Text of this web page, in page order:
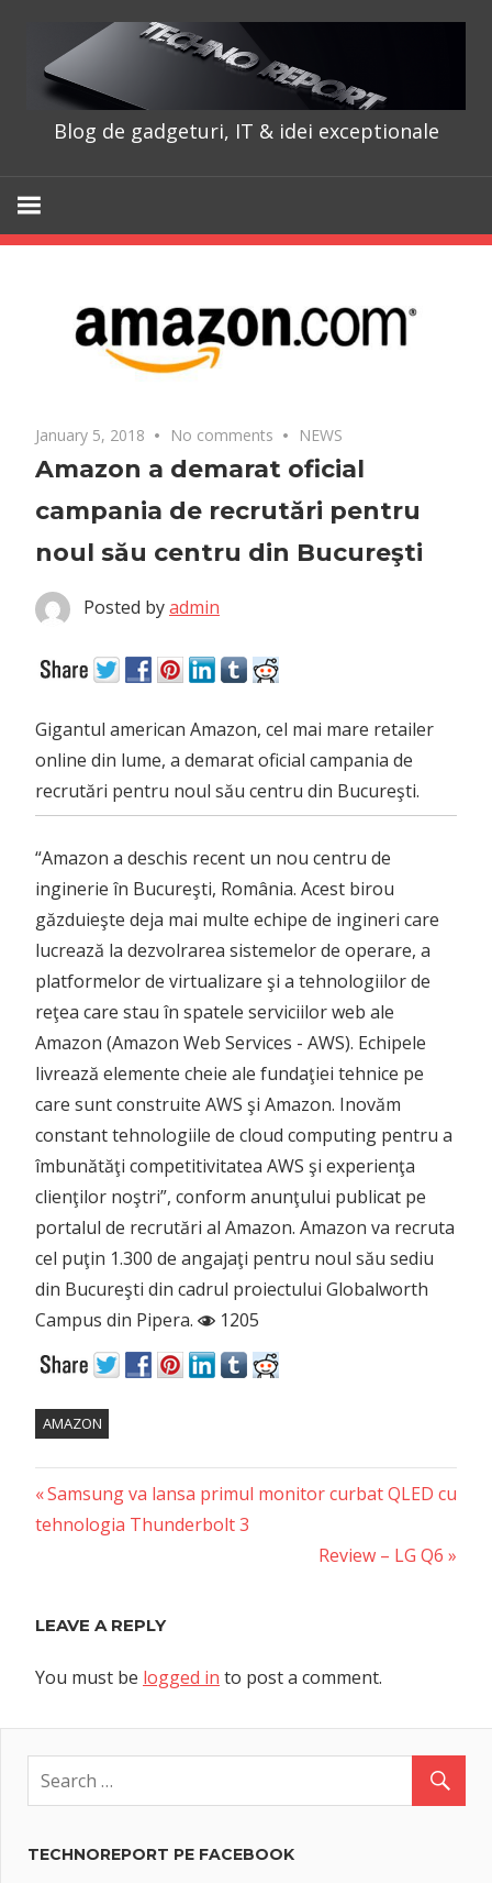
content
Blog de gadgeturi, IT & idei exceptionale
January 5, 2018 No comments NEWS
Amazon a demarat oficial
campania de recrutări pentru
noul său centru din Bucureşti
Posted byadmin
Gigantul american Amazon, cel mai mare retailer
online din lume, a demarat oficial campania de
recrutări pentru noul său centru din Bucureşti.
“Amazon a deschis recent un nou centru de
inginerie în Bucureşti, România. Acest birou
găzduieşte deja mai multe echipe de ingineri care
lucrează la dezvolrarea sistemelor de operare, a
platformelor de virtualizare şi a tehnologiilor de
reţea care stau în spatele serviciilor web ale
Amazon (Amazon Web Services - AWS). Echipele
livrează elemente cheie ale fundaţiei tehnice pe
care sunt construite AWS şi Amazon. Inovăm
constant tehnologiile de cloud computing pentru a
îmbunătăţi competitivitatea AWS şi experienţa
clienţilor noştri”, conform anunţului publicat pe
portalul de recrutări al Amazon. Amazon va recruta
cel puţin 1.300 de angajaţi pentru noul său sediu
din Bucureşti din cadrul proiectului Globalworth
Campus din Pipera.
1205
AMAZON
Post
navigation
Previous
Post:
Samsung va lansa primul monitor curbat QLED cu
tehnologia Thunderbolt 3
Next
Review – LG Q6
LEAVE A REPLY
You must be logged in to post a comment.
TECHNOREPORT PE FACEBOOK